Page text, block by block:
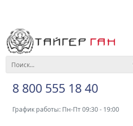
8 800 555 18 40
График работы: Пн-Пт 09:30 - 19:00